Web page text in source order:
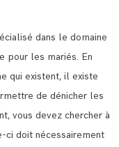
dans le domaine
pour les mariés. En
qui existent, il existe
de dénicher les
vous devez chercher à
ci doit nécessairement